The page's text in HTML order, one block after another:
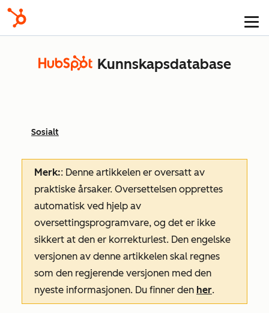
Kunnskapsdatabase
Sosialt
Merk:: Denne artikkelen er oversatt av
praktiske årsaker. Oversettelsen opprettes
automatisk ved hjelp av
oversettingsprogramvare, og det er ikke
sikkert at den er korrekturlest. Den engelske
versjonen av denne artikkelen skal regnes
som den regjerende versjonen med den
nyeste informasjonen. Du finner den her.